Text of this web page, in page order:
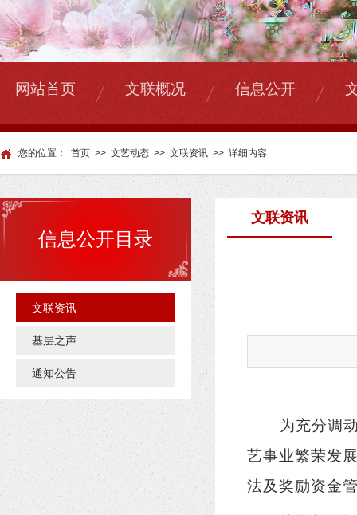
网站首页 文联概况 信息公开
您的位置： 首页 >> 文艺动态 >> 文联资讯 >> 详细内容
信息公开目录
文联资讯
基层之声
通知公告
文联资讯
为充分调
艺事业繁荣发
法及奖励资金